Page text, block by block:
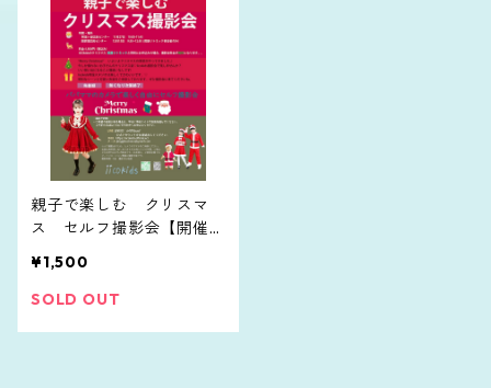
親子で楽しむ クリスマ
ス セルフ撮影会【開催終
¥1,500
SOLD OUT